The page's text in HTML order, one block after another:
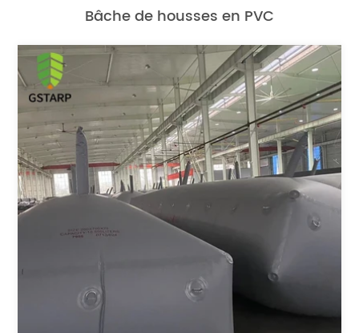
Bâche de housses en PVC